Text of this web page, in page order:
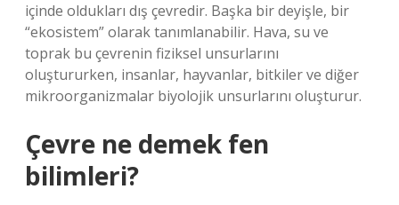
içinde oldukları dış çevredir. Başka bir deyişle, bir
“ekosistem” olarak tanımlanabilir. Hava, su ve
toprak bu çevrenin fiziksel unsurlarını
oluştururken, insanlar, hayvanlar, bitkiler ve diğer
mikroorganizmalar biyolojik unsurlarını oluşturur.
Çevre ne demek fen
bilimleri?